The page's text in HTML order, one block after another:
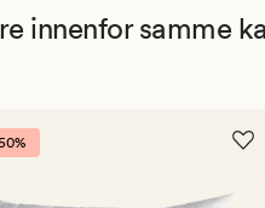
innenfor samme